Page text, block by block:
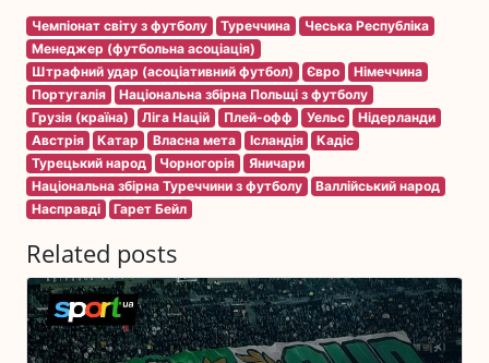
Чемпіонат світу з футболу Туреччина
Чеська Республіка
Менеджер (футбольна асоціація)
Штрафний удар (асоціативний футбол)
Євро
Німеччина
Португалія
Національна збірна Польщі з футболу
Грузія (країна)
Ліга Націй Плей-офф Уельс
Нідерланди
Австрія
Катар Власна мета Ісландія
Кадіс
Турецький народ
Чорногорія
Яничари
Національна збірна Туреччини з футболу
Валлійський народ
Насправді
Гарет Бейл
Related posts